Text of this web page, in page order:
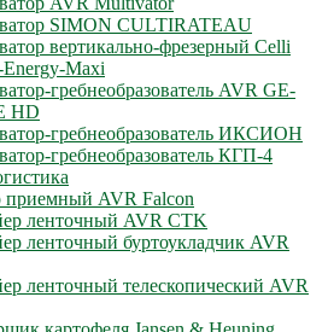
SIMON CULTIRATEAU
вертикально-фрезерный Celli
Energy-Maxi
гребнеобразователь AVR GE-
HD
гребнеобразователь ИКСИОН
гребнеобразователь КГП-4
приемный AVR Falcon
ленточный AVR CTK
ленточный буртоукладчик AVR
ленточный телескопический AVR